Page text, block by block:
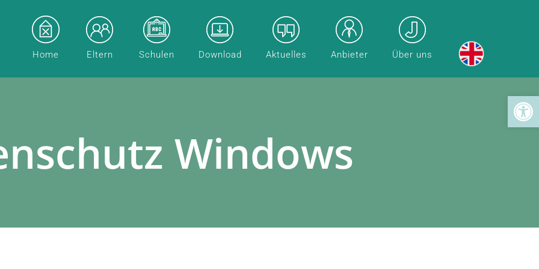
Home Eltern Schulen Download Aktuelles Anbieter Über uns
Windows